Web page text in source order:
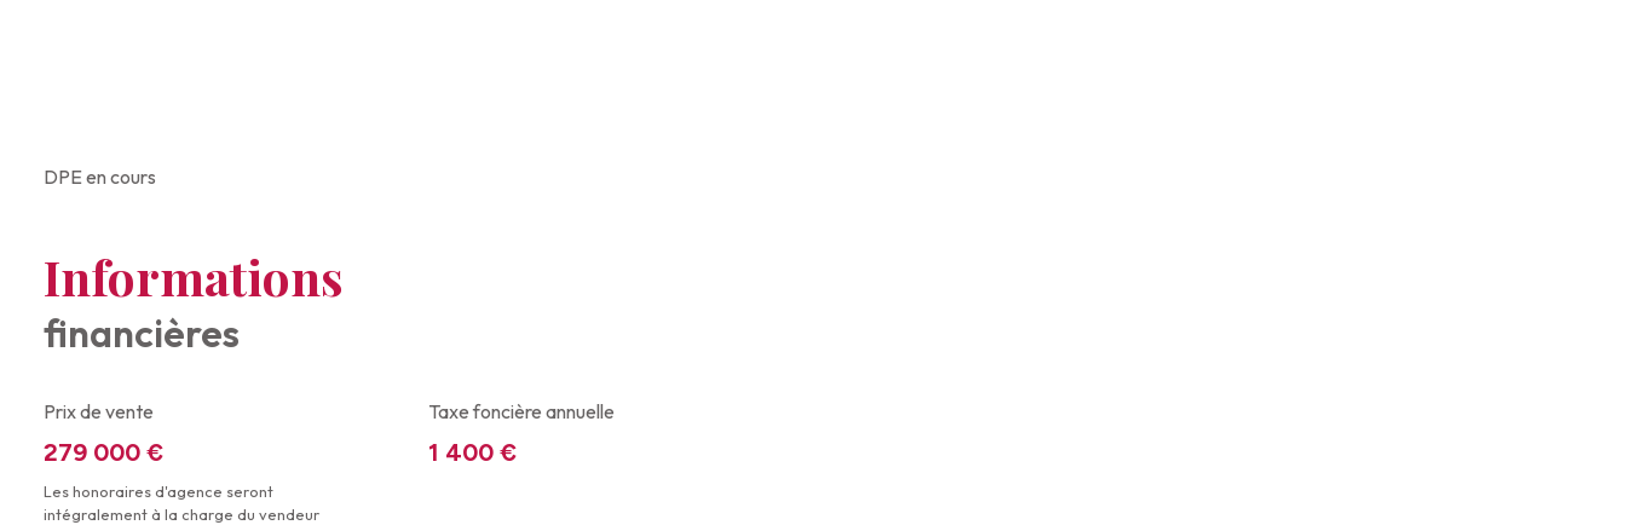
DPE en cours
Informations
financières
Prix de vente
279 000 €
Les honoraires d'agence seront
intégralement à la charge du vendeur
Taxe foncière annuelle
1 400 €